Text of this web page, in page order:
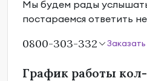
Мы будем рады
постараемся ответить
0800-303-332
График работы